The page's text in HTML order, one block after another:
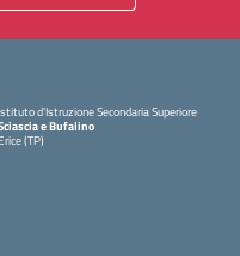
d'Istruzione Secondaria Superiore
e Bufalino
(TP)